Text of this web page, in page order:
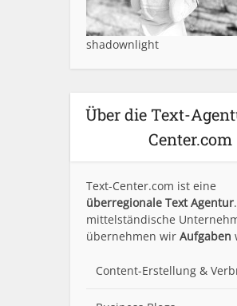
shadownlight
Über die Text-
Center.com
Text-Center.com ist eine
überregionale Text Agentur
mittelständische
übernehmen wir Aufgaben
Content-Erstellung &